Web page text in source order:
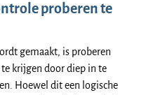
proberen te
gemaakt, is proberen
krijgen door diep in te
Hoewel dit een logische